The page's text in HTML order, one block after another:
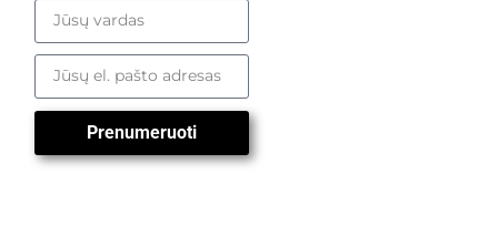
Prenumeruoti